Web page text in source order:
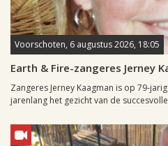
Voorschoten, 6 augustus 2026, 18:05
Earth & Fire-zangeres Jerney
Zangeres Jerney Kaagman is op 79-
jarenlang het gezicht van de